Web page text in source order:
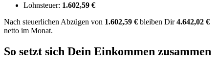
Lohnsteuer: 1.602,59 €
Nach steuerlichen Abzügen von 1.602,59 € bleiben Dir4.642,02 €
netto im Monat.
So setzt sich Dein Einkommen zusammen